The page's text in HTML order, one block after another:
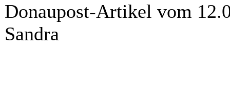
Donaupost-Artikel vom
Sandra